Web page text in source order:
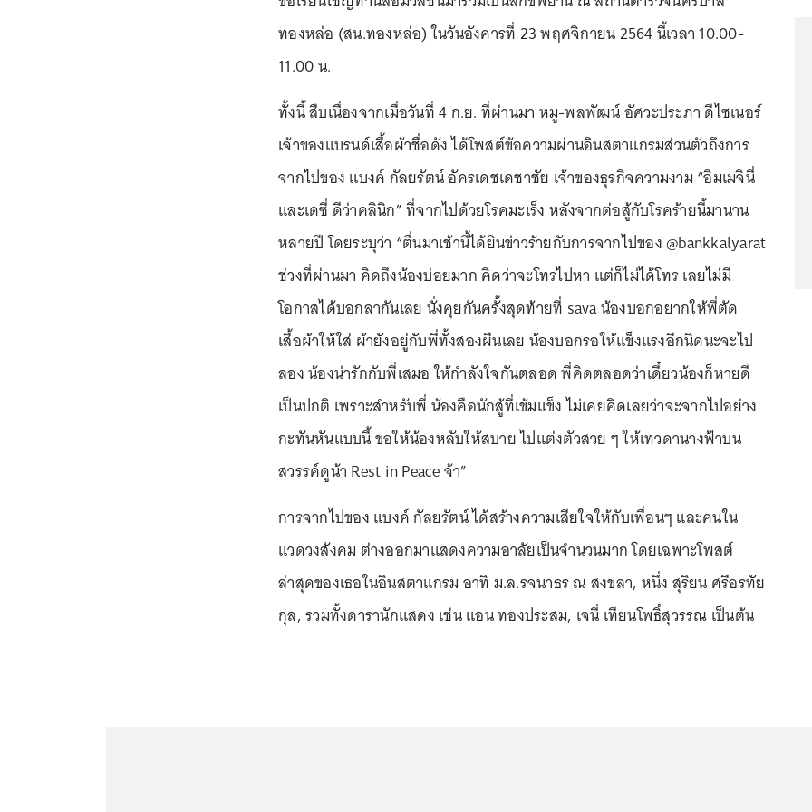
ทองหล่อ (สน.ทองหล่อ) ในวันอังคารที่ 23 พฤศจิกายน 2564 นี้เวลา 10.00-
11.00 น.
ทั้งนี้ สืบเนื่องจากเมื่อวันที่ 4 ก.ย. ที่ผ่านมา หมู-พลพัฒน์ อัศวะประภา ดีไซเนอร์
เจ้าของแบรนด์เสื้อผ้าชื่อดัง ได้โพสต์ข้อความผ่านอินสตาแกรมส่วนตัวถึงการ
จากไปของ แบงค์ กัลยรัตน์ อัครเดชเดชาชัย เจ้าของธุรกิจความงาม “อิมเมจินี่
และเดซี่ ดีว่าคลินิก” ที่จากไปด้วยโรคมะเร็ง หลังจากต่อสู้กับโรคร้ายนี้มานาน
หลายปี โดยระบุว่า “ตื่นมาเช้านี้ได้ยินข่าวร้ายกับการจากไปของ @bankkalyarat
ช่วงที่ผ่านมา คิดถึงน้องบ่อยมาก คิดว่าจะโทรไปหา แต่ก็ไม่ได้โทร เลยไม่มี
โอกาสได้บอกลากันเลย นั่งคุยกันครั้งสุดท้ายที่ sava น้องบอกอยากให้พี่ตัด
เสื้อผ้าให้ใส่ ผ้ายังอยู่กับพี่ทั้งสองผืนเลย น้องบอกรอให้แข็งแรงอีกนิดนะจะไป
ลอง น้องน่ารักกับพี่เสมอ ให้กำลังใจกันตลอด พี่คิดตลอดว่าเดี๋ยวน้องก็หายดี
เป็นปกติ เพราะสำหรับพี่ น้องคือนักสู้ที่เข้มแข็ง ไม่เคยคิดเลยว่าจะจากไปอย่าง
กะทันหันแบบนี้ ขอให้น้องหลับให้สบาย ไปแต่งตัวสวย ๆ ให้เทวดานางฟ้าบน
สวรรค์ดูน้า Rest in Peace จ้า”
การจากไปของ แบงค์ กัลยรัตน์ ได้สร้างความเสียใจให้กับเพื่อนๆ และคนใน
แวดวงสังคม ต่างออกมาแสดงความอาลัยเป็นจำนวนมาก โดยเฉพาะโพสต์
ล่าสุดของเธอในอินสตาแกรม อาทิ ม.ล.รจนาธร ณ สงขลา, หนึ่ง สุริยน ศรีอรทัย
กุล, รวมทั้งดารานักแสดง เช่น แอน ทองประสม, เจนี่ เทียนโพธิ์สุวรรณ เป็นต้น